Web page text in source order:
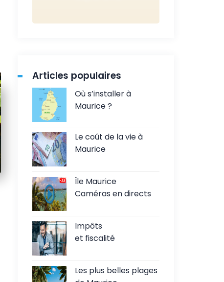
Articles populaires
Où s’installer à
Maurice ?
Le coût de la vie à
Maurice
Île Maurice
Caméras en directs
Impôts
et fiscalité
Les plus belles plages